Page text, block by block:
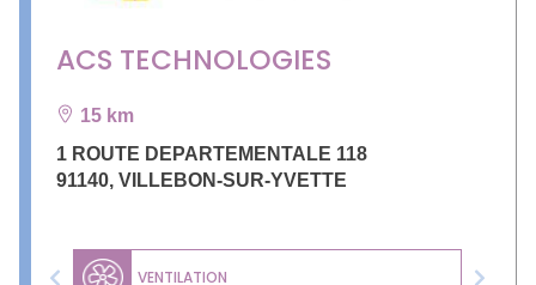
ACS TECHNOLOGIES
15 km
1 ROUTE DEPARTEMENTALE 118
91140, VILLEBON-SUR-YVETTE
VENTILATION